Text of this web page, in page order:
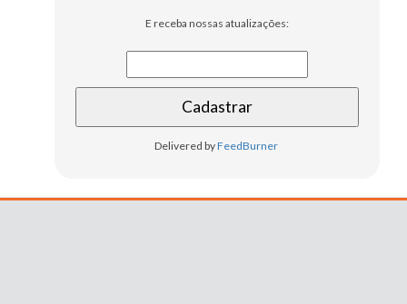
E receba nossas atualizações:
Delivered byFeedBurner